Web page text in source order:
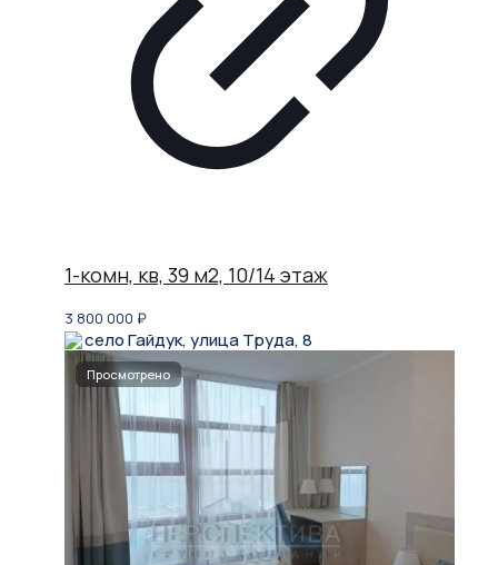
1-комн, кв, 39 м2, 10/14 этаж
3 800 000 ₽
село Гайдук, улица Труда, 8